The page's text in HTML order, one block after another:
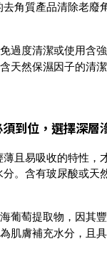
角質產品清除老廢
免過度清潔或使用含
天然保濕因子的清潔
到位，選擇深層
且易吸收的特性，
。含有玻尿酸或天
海葡萄提取物，因其
肌膚補充水分，且